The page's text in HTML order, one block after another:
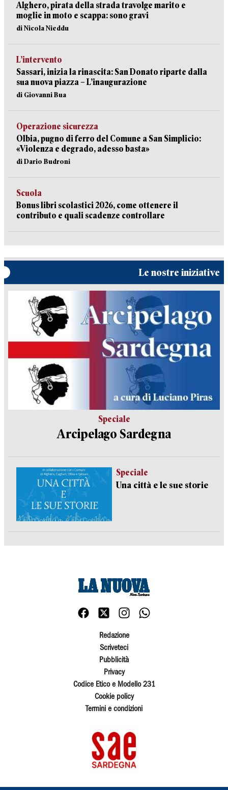
Alghero, pirata della strada travolge marito e
moglie in moto e scappa: sono gravi
di Nicola Nieddu
L’intervento
Sassari, inizia la rinascita: San Donato riparte dalla
sua nuova piazza – L’inaugurazione
di Giovanni Bua
Operazione sicurezza
Olbia, pugno di ferro del Comune a San Simplicio:
«Violenza e degrado, adesso basta»
di Dario Budroni
Scuola
Bonus libri scolastici 2026, come ottenere il
contributo e quali scadenze controllare
Le nostre iniziative
Speciale
Arcipelago Sardegna
Speciale
Una città e le sue storie
Redazione
Scriveteci
Pubblicità
Privacy
Codice Etico e Modello 231
Cookie policy
Termini e condizioni